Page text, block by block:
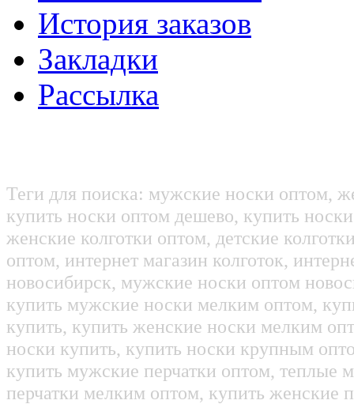
История заказов
Закладки
Рассылка
Теги для поиска: мужские носки оптом,
купить носки оптом дешево, купить
женские колготки оптом, детские
оптом, интернет магазин колготок,
новосибирск, мужские носки оптом
купить мужские носки мелким оптом,
купить, купить женские носки мелким
носки купить, купить носки крупным
купить мужские перчатки оптом, теплые
перчатки мелким оптом, купить женские